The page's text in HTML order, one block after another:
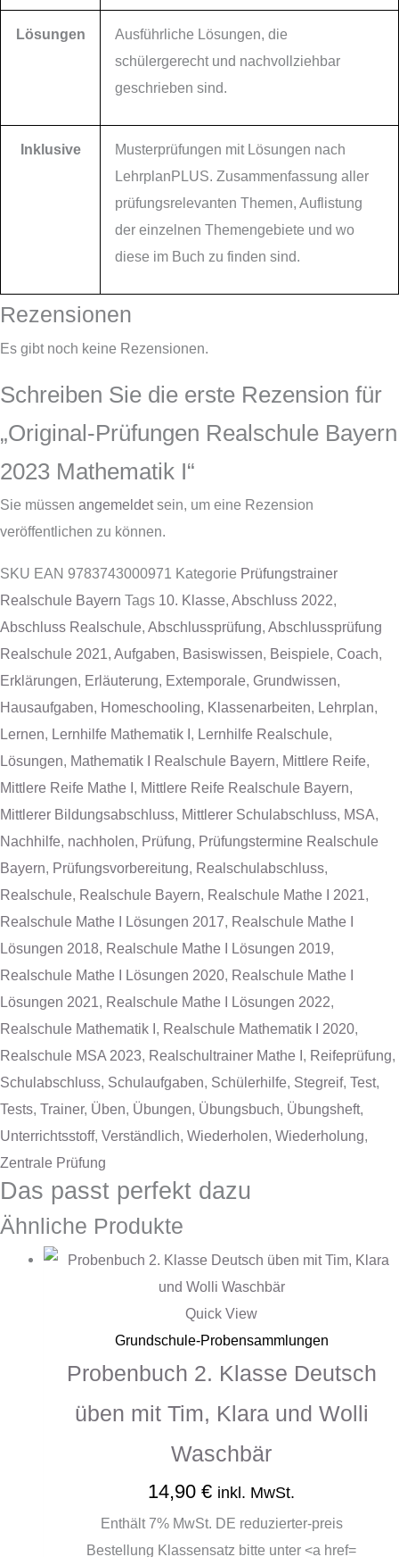
Lösungen
Ausführliche Lösungen, die
schülergerecht und nachvollziehbar
geschrieben sind.
Inklusive
Musterprüfungen mit Lösungen nach
LehrplanPLUS. Zusammenfassung aller
prüfungsrelevanten Themen, Auflistung
der einzelnen Themengebiete und wo
diese im Buch zu finden sind.
Rezensionen
Es gibt noch keine Rezensionen.
Schreiben Sie die erste Rezension für
„Original-Prüfungen Realschule Bayern
2023 Mathematik I“
Sie müssen angemeldetsein, um eine Rezension
veröffentlichen zu können.
SKU EAN 9783743000971 Kategorie Prüfungstrainer
Realschule Bayern Tags 10. Klasse, Abschluss 2022,
Abschluss Realschule, Abschlussprüfung, Abschlussprüfung
Realschule 2021, Aufgaben, Basiswissen, Beispiele, Coach,
Erklärungen, Erläuterung, Extemporale, Grundwissen,
Hausaufgaben, Homeschooling, Klassenarbeiten, Lehrplan,
Lernen, Lernhilfe Mathematik I, Lernhilfe Realschule,
Lösungen, Mathematik I Realschule Bayern, Mittlere Reife,
Mittlere Reife Mathe I, Mittlere Reife Realschule Bayern,
Mittlerer Bildungsabschluss, Mittlerer Schulabschluss, MSA,
Nachhilfe, nachholen, Prüfung, Prüfungstermine Realschule
Bayern, Prüfungsvorbereitung, Realschulabschluss,
Realschule, Realschule Bayern, Realschule Mathe I 2021,
Realschule Mathe I Lösungen 2017, Realschule Mathe I
Lösungen 2018, Realschule Mathe I Lösungen 2019,
Realschule Mathe I Lösungen 2020, Realschule Mathe I
Lösungen 2021, Realschule Mathe I Lösungen 2022,
Realschule Mathematik I, Realschule Mathematik I 2020,
Realschule MSA 2023, Realschultrainer Mathe I, Reifeprüfung,
Schulabschluss, Schulaufgaben, Schülerhilfe, Stegreif, Test,
Tests, Trainer, Üben, Übungen, Übungsbuch, Übungsheft,
Unterrichtsstoff, Verständlich, Wiederholen, Wiederholung,
Zentrale Prüfung
Das passt perfekt dazu
Ähnliche Produkte
Quick View
Grundschule-Probensammlungen
Probenbuch 2. Klasse Deutsch
üben mit Tim, Klara und Wolli
Waschbär
14,90€ inkl. MwSt.
Enthält 7% MwSt. DE reduzierter-preis
Bestellung Klassensatz bitte unter <a href=